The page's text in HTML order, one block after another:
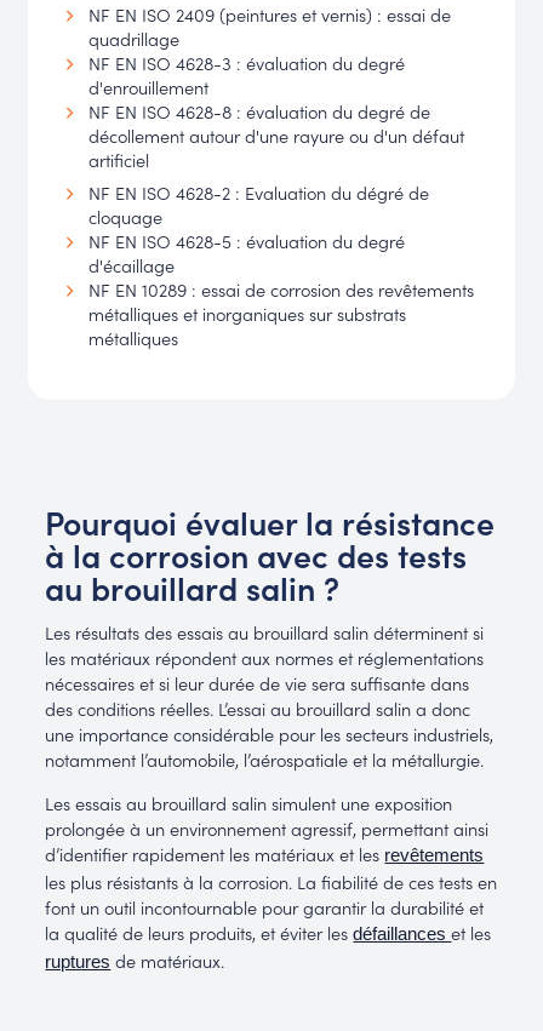
NF EN ISO 2409 (peintures et vernis) : essai de
quadrillage
NF EN ISO 4628-3 : évaluation du degré
d'enrouillement
NF EN ISO 4628-8 : évaluation du degré de
décollement autour d'une rayure ou d'un défaut
artificiel
NF EN ISO 4628-2 : Evaluation du dégré de
cloquage
NF EN ISO 4628-5 : évaluation du degré
d'écaillage
NF EN 10289 : essai de corrosion des revêtements
métalliques et inorganiques sur substrats
métalliques
Pourquoi évaluer la résistance
à la corrosion avec des tests
au brouillard salin ?
Les résultats des essais au brouillard salin déterminent si
les matériaux répondent aux normes et réglementations
nécessaires et si leur durée de vie sera suffisante dans
des conditions réelles. L’essai au brouillard salin a donc
une importance considérable pour les secteurs industriels,
notamment l’automobile, l’aérospatiale et la métallurgie.
Les essais au brouillard salin simulent une exposition
prolongée à un environnement agressif, permettant ainsi
d’identifier rapidement les matériaux et les revêtements
les plus résistants à la corrosion. La fiabilité de ces tests en
font un outil incontournable pour garantir la durabilité et
la qualité de leurs produits, et éviter lesdéfaillanceset les
ruptures de matériaux.